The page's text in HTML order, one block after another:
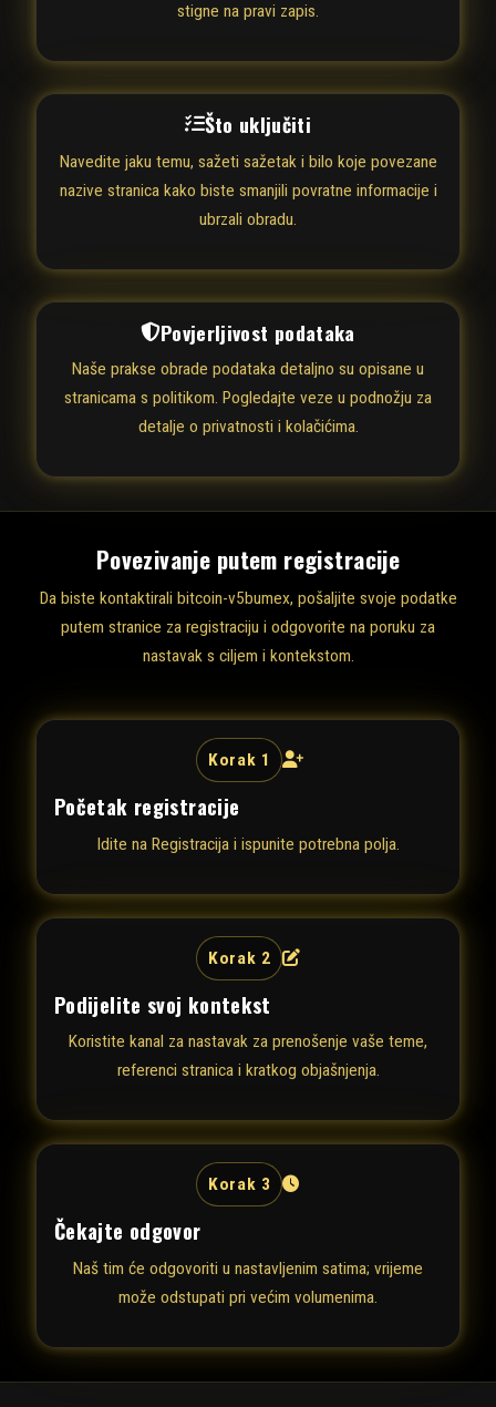
stigne na pravi zapis.
Što uključiti
Navedite jaku temu, sažeti sažetak i bilo koje povezane
nazive stranica kako biste smanjili povratne informacije i
ubrzali obradu.
Povjerljivost podataka
Naše prakse obrade podataka detaljno su opisane u
stranicama s politikom. Pogledajte veze u podnožju za
detalje o privatnosti i kolačićima.
Povezivanje putem registracije
Da biste kontaktirali bitcoin-v5bumex, pošaljite svoje podatke
putem stranice za registraciju i odgovorite na poruku za
nastavak s ciljem i kontekstom.
Korak 1
Početak registracije
Idite na Registracija i ispunite potrebna polja.
Korak 2
Podijelite svoj kontekst
Koristite kanal za nastavak za prenošenje vaše teme,
referenci stranica i kratkog objašnjenja.
Korak 3
Čekajte odgovor
Naš tim će odgovoriti u nastavljenim satima; vrijeme
može odstupati pri većim volumenima.